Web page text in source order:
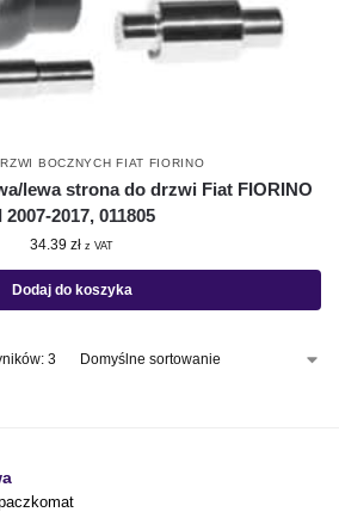
BOCZNYCH FIAT FIORINO
lewa strona do drzwi Fiat FIORINO
2007-2017, 011805
34.39 zł z VAT
Dodaj do koszyka
3